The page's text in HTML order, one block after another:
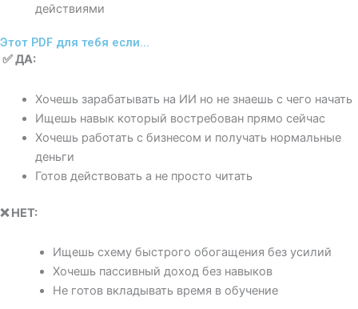
действиями
Этот PDF для тебя если...
✅ ДА:
Хочешь зарабатывать на ИИ но не знаешь с чего начать
Ищешь навык который востребован прямо сейчас
Хочешь работать с бизнесом и получать нормальные
деньги
Готов действовать а не просто читать
❌ НЕТ:
Ищешь схему быстрого обогащения без усилий
Хочешь пассивный доход без навыков
Не готов вкладывать время в обучение